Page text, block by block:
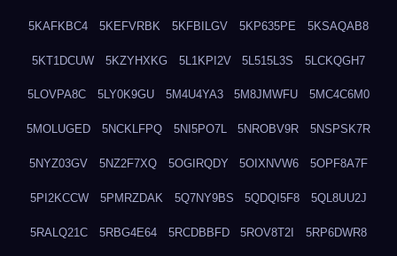
5KAFKBC4 5KEFVRBK 5KFBILGV 5KP635PE 5KSAQAB8
5KT1DCUW 5KZYHXKG 5L1KPI2V 5L515L3S 5LCKQGH7
5LOVPA8C 5LY0K9GU 5M4U4YA3 5M8JMWFU 5MC4C6M0
5MOLUGED 5NCKLFPQ 5NI5PO7L 5NROBV9R 5NSPSK7R
5NYZ03GV 5NZ2F7XQ 5OGIRQDY 5OIXNVW6 5OPF8A7F
5PI2KCCW 5PMRZDAK 5Q7NY9BS 5QDQI5F8 5QL8UU2J
5RALQ21C 5RBG4E64 5RCDBBFD 5ROV8T2I 5RP6DWR8